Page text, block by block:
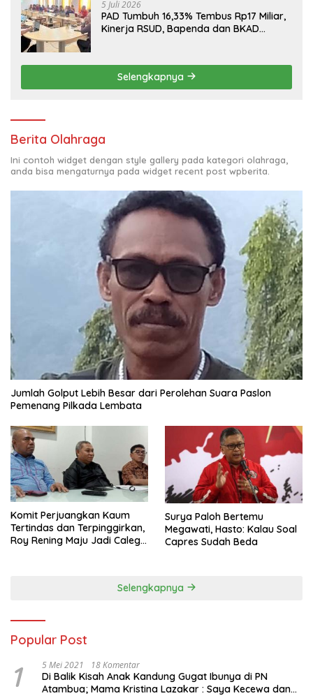
5 Juli 2026
PAD Tumbuh 16,33% Tembus Rp17 Miliar,
Kinerja RSUD, Bapenda dan BKAD
Selengkapnya
Berita Olahraga
Ini contoh widget dengan style gallery pada kategori olahraga,
anda bisa mengaturnya pada widget recent post wpberita.
Jumlah Golput Lebih Besar dari Perolehan Suara Paslon
Pemenang Pilkada Lembata
Komit Perjuangkan Kaum
Tertindas dan Terpinggirkan,
Roy Rening Maju Jadi Caleg
Surya Paloh Bertemu
Megawati, Hasto: Kalau Soal
Capres Sudah Beda
Selengkapnya
Popular Post
1 5 Mei 2021 18 Komentar
Di Balik Kisah Anak Kandung Gugat Ibunya di PN
Atambua; Mama Kristina Lazakar : Saya Kecewa dan